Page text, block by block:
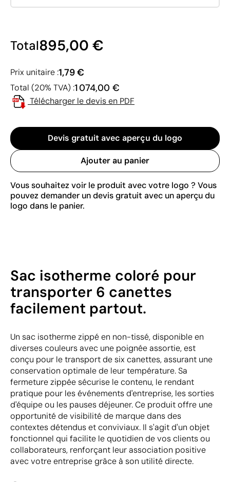
Total895,00 €
Prix unitaire :1,79 €
Total (20% TVA) :1 074,00 €
Télécharger le devis en PDF
Devis gratuit avec aperçu du logo
Ajouter au panier
Vous souhaitez voir le produit avec votre logo ? Vous
pouvez demander un devis gratuit avec un aperçu du
logo dans le panier.
Sac isotherme coloré pour
transporter 6 canettes
facilement partout.
Un sac isotherme zippé en non-tissé, disponible en
diverses couleurs avec une poignée assortie, est
conçu pour le transport de six canettes, assurant une
conservation optimale de leur température. Sa
fermeture zippée sécurise le contenu, le rendant
pratique pour les événements d'entreprise, les sorties
d'équipe ou les pauses déjeuner. Ce produit offre une
opportunité de visibilité de marque dans des
contextes détendus et conviviaux. Il s'agit d'un objet
fonctionnel qui facilite le quotidien de vos clients ou
collaborateurs, renforçant leur association positive
avec votre entreprise grâce à son utilité directe.